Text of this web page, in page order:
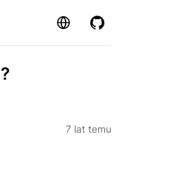
Strona GitHub
7 lat temu